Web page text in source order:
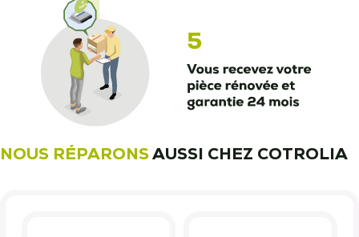
NOUS RÉPARONSAUSSI CHEZ COTROLIA